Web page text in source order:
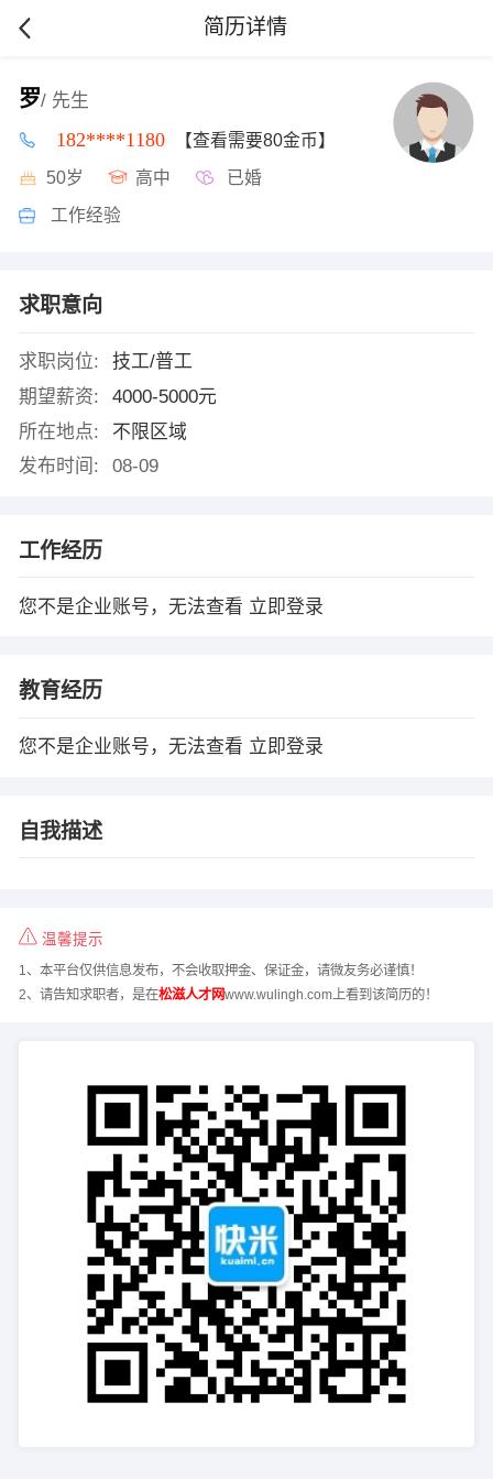
简历详情
罗/ 先生
182****1180 【查看需要80金币】
50岁 高中 已婚
工作经验
求职意向
求职岗位:
技工/普工
期望薪资:
4000-5000元
所在地点:
不限区域
发布时间:
08-09
工作经历
您不是企业账号，无法查看 立即登录
教育经历
您不是企业账号，无法查看 立即登录
自我描述
温馨提示
1、本平台仅供信息发布，不会收取押金、保证金，请微友务必谨慎！
2、请告知求职者，是在松滋人才网www.wulingh.com上看到该简历的！